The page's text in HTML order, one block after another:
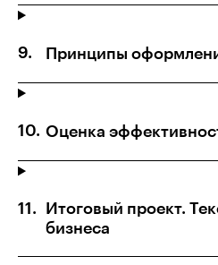
Принципы
Оценка
Итоговый проект.
бизнеса